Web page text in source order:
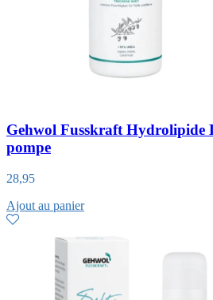
Gehwol Fusskraft Hydrolipide
pompe
28,95
Ajout au panier